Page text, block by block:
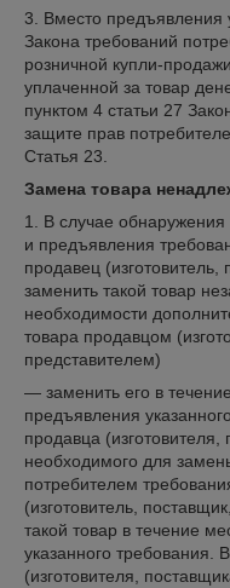
3. Вместо предъявления
Закона требований
розничной купли-
уплаченной за товар
пунктом 4 статьи 27
защите прав
Статья 23.
Замена товара
1. В случае обнаружения
и предъявления
продавец (изготовитель,
заменить такой товар
необходимости
товара продавцом
представителем)
— заменить его в
предъявления
продавца
необходимого для
потребителем
(изготовитель,
такой товар в течение
указанного требования.
(изготовителя,